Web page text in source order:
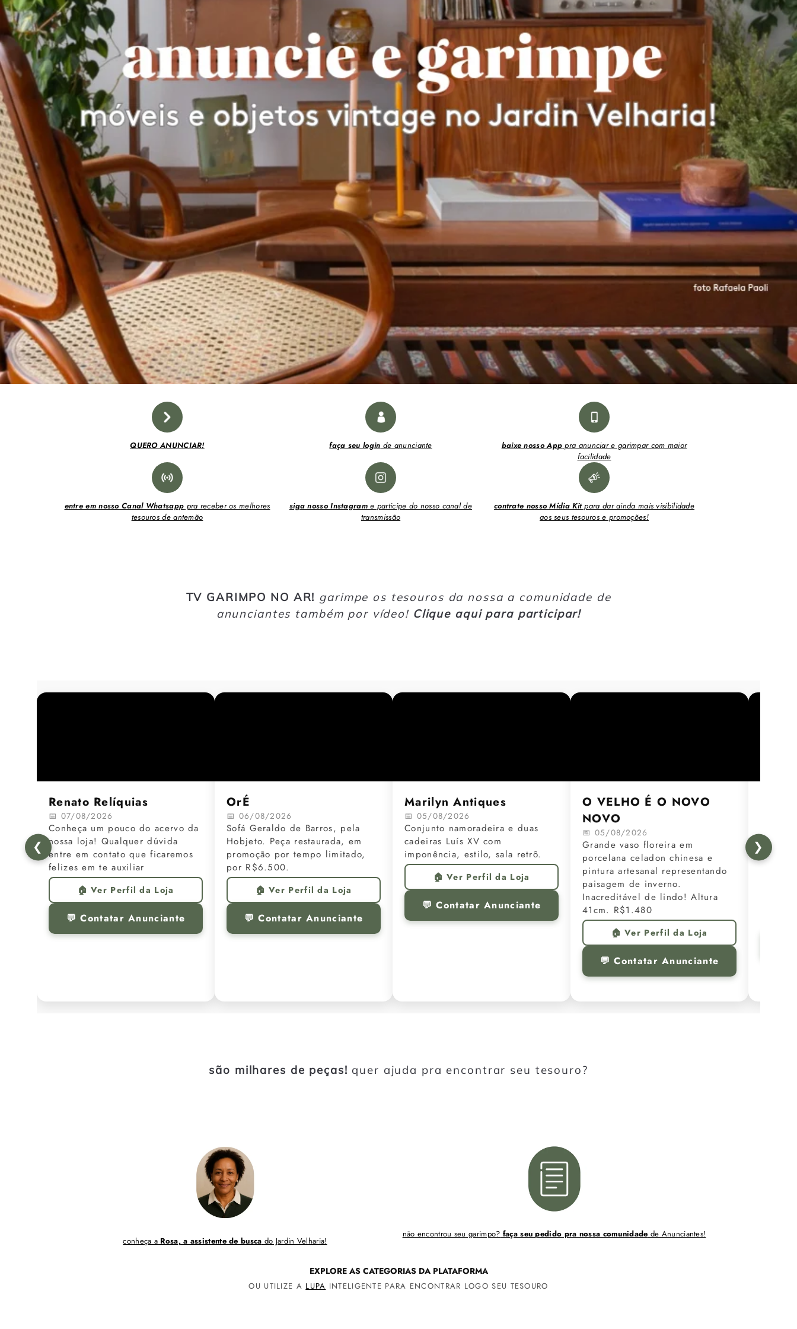
QUERO ANUNCIAR! faça seu login de anunciante baixe nosso App pra anunciar e garimpar com maior
facilidade
entre em nosso Canal Whatsapp pra receber os melhores
tesouros de antemão
siga nosso Instagrame participe do nosso canal de
transmissão
contrate nosso Mídia Kitpara dar ainda mais visibilidade
aos seus tesouros e promoções!
TV GARIMPO NO AR! garimpe os tesouros da nossa a comunidade de
anunciantes também por vídeo! Clique aqui para participar!
❮
Renato Relíquias
📅 07/08/2026
Conheça um pouco do acervo da
nossa loja! Qualquer dúvida
entre em contato que ficaremos
felizes em te auxiliar
🏠 Ver Perfil da Loja
💬 Contatar Anunciante
OrÉ
📅 06/08/2026
Sofá Geraldo de Barros, pela
Hobjeto. Peça restaurada, em
promoção por tempo limitado,
por R$6.500.
🏠 Ver Perfil da Loja
💬 Contatar Anunciante
Marilyn Antiques
📅 05/08/2026
Conjunto namoradeira e duas
cadeiras Luís XV com
imponência, estilo, sala retrô.
🏠 Ver Perfil da Loja
💬 Contatar Anunciante
O VELHO É O NOVO
NOVO
📅 05/08/2026
Grande vaso floreira em
porcelana celadon chinesa e
pintura artesanal representando
paisagem de inverno.
Inacreditável de lindo! Altura
41cm. R$1.480
🏠 Ver Perfil da Loja
💬 Contatar Anunciante
❯
são milhares de peças! quer ajuda pra encontrar seu tesouro?
conheça a Rosa, a assistente de busca do Jardin Velharia!
não encontrou seu garimpo? faça seu pedido pra nossa comunidade de Anunciantes!
EXPLORE AS CATEGORIAS DA PLATAFORMA
OU UTILIZE A LUPA INTELIGENTE PARA ENCONTRAR LOGO SEU TESOURO